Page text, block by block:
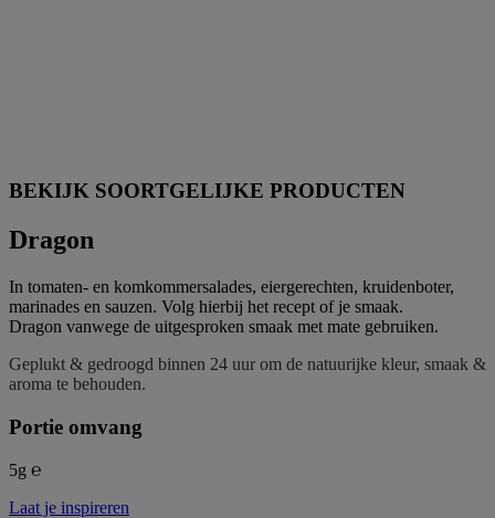
BEKIJK SOORTGELIJKE PRODUCTEN
Dragon
In tomaten- en komkommersalades, eiergerechten, kruidenboter,
marinades en sauzen. Volg hierbij het recept of je smaak.
Dragon vanwege de uitgesproken smaak met mate gebruiken.
Geplukt & gedroogd binnen 24 uur om de natuurijke kleur, smaak &
aroma te behouden.
Portie omvang
5g ℮
Laat je inspireren